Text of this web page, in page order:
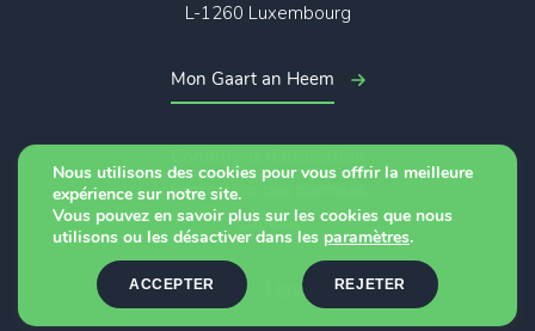
L-1260 Luxembourg
Mon Gaart an Heem
© 2026 - Ligue CTF
Protection des données
Cookies
Nous utilisons des cookies pour vous offrir la meilleure
expérience sur notre site.
Vous pouvez en savoir plus sur les cookies que nous
utilisons ou les désactiver dans les paramètres.
ACCEPTER REJETER